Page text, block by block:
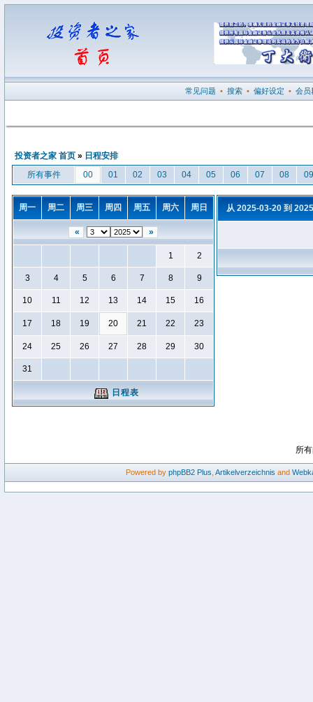
常见问题 • 搜索 • 偏好设定 • 会员
投资者之家 首页 » 日程安排
所有事件
00 01 02 03 04 05 06 07 08 09
周一 周二 周三 周四 周五 周六 周日
« »
1 2
3 4 5 6 7 8 9
10 11 12 13 14 15 16
17 18 19 20 21 22 23
24 25 26 27 28 29 30
31
日程表
从 2025-03-20 到
所
Powered by phpBB2 Plus Artikelverzeichnis and